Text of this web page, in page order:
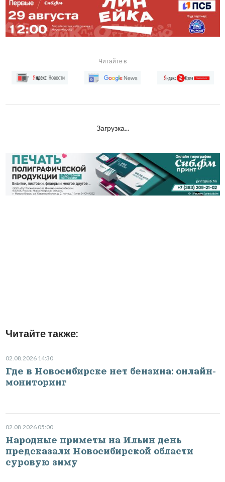
Читайте в
Загрузка...
Читайте также:
02.08.2026 14:30
Где в Новосибирске нет бензина: онлайн-
мониторинг
02.08.2026 05:00
Народные приметы на Ильин день
предсказали Новосибирской области
суровую зиму